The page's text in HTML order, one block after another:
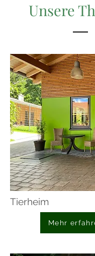
Unsere
Tierheim
Mehr